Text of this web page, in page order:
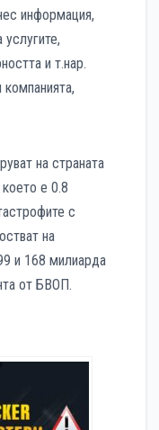
информация,
и т.нар.
компанията,
на страната
е 0.8
с
на
и 168 милиарда
от БВОП.